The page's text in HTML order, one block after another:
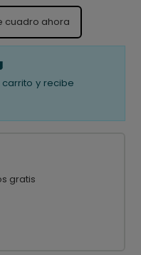
cuadro ahora
carrito y recibe
gratis